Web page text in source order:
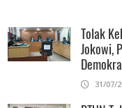
04/
Tolak
Jokowi,
31/07/